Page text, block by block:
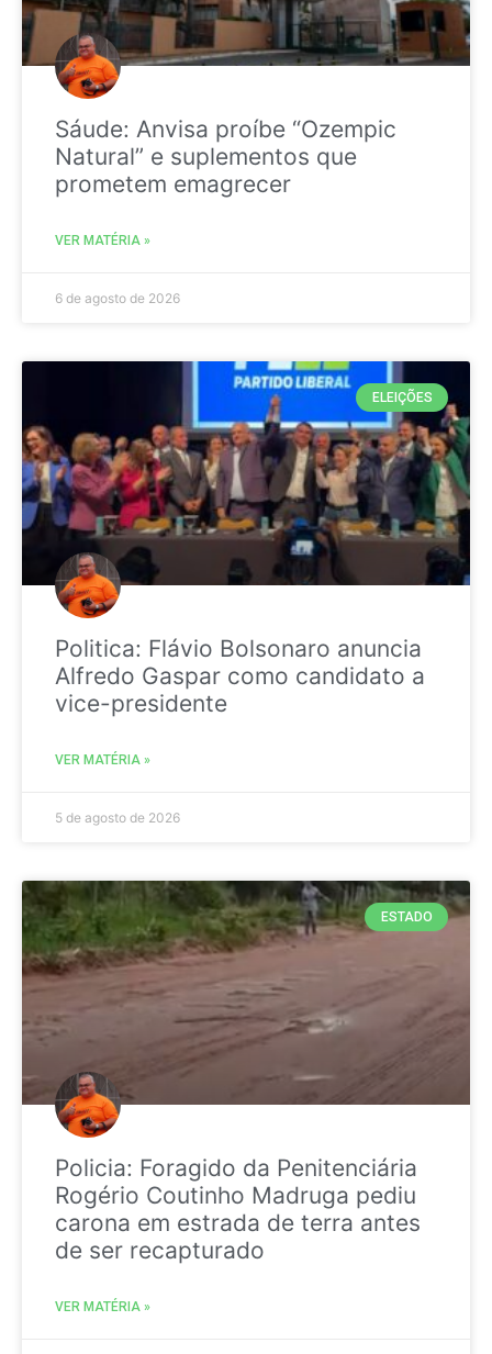
Sáude: Anvisa proíbe “Ozempic
Natural” e suplementos que
prometem emagrecer
VER MATÉRIA »
6 de agosto de 2026
ELEIÇÕES
Politica: Flávio Bolsonaro anuncia
Alfredo Gaspar como candidato a
vice-presidente
VER MATÉRIA »
5 de agosto de 2026
ESTADO
Policia: Foragido da Penitenciária
Rogério Coutinho Madruga pediu
carona em estrada de terra antes
de ser recapturado
VER MATÉRIA »